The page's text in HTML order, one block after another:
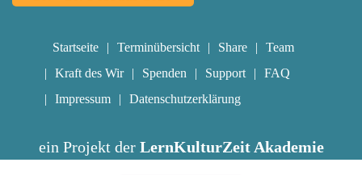
Startseite Terminübersicht Share
Team
Kraft des Wir
Spenden Support
FAQ
Impressum
Datenschutzerklärung
ein Projekt der LernKulturZeit Akademie